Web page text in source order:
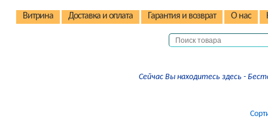
Витрина Доставка и оплата Гарантия и возврат О нас
Сейчас Вы находитесь здесь -